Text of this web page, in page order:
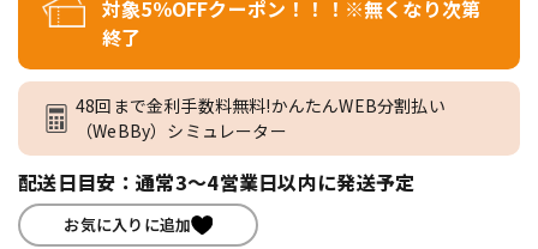
対象5％OFFクーポン！！！※無くなり次第
終了
48回まで金利手数料無料!かんたんWEB分割払い
（WeBBy）シミュレーター
配送日目安：通常3～4営業日以内に発送予定
お気に入りに追加